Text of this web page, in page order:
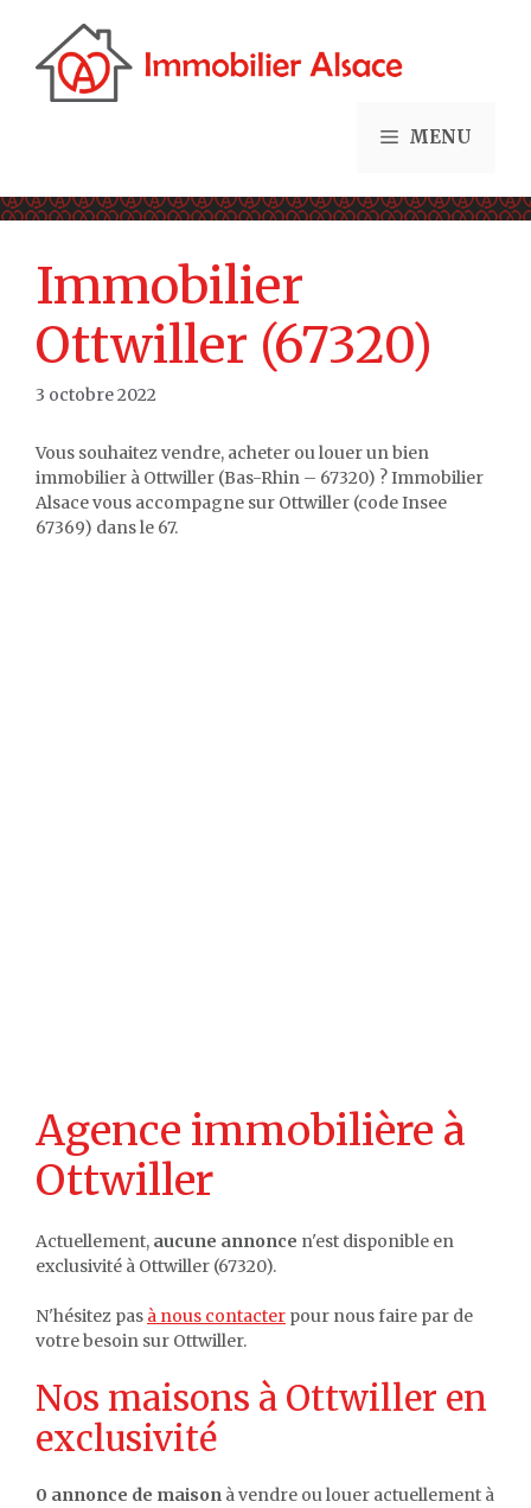
contenu
MENU
Immobilier
Ottwiller (67320)
3 octobre 2022
Vous souhaitez vendre, acheter ou louer un bien
immobilier à Ottwiller (Bas-Rhin – 67320) ? Immobilier
Alsace vous accompagne sur Ottwiller (code Insee
67369) dans le 67.
Agence immobilière à
Ottwiller
Actuellement, aucune annonce n'est disponible en
exclusivité à Ottwiller (67320).
N'hésitez pas à nous contacter pour nous faire par de
votre besoin sur Ottwiller.
Nos maisons à Ottwiller en
exclusivité
0 annonce de maison à vendre ou louer actuellement à